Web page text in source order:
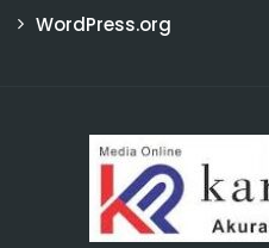
WordPress.org